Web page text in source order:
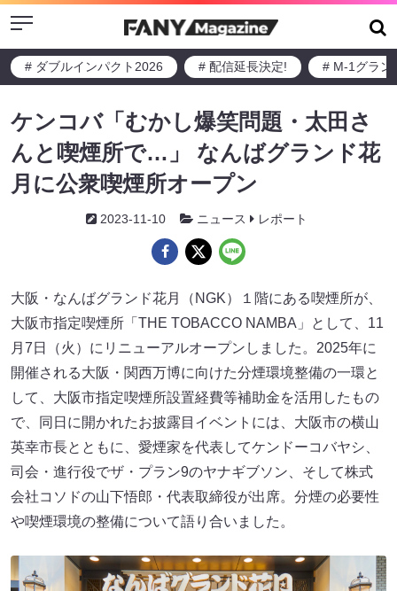
Menu
# ダブルインパクト2026 # 配信延長決定! # M-1グラン
ケンコバ「むかし爆笑問題・太田さ
んと喫煙所で…」 なんばグランド花
月に公衆喫煙所オープン
2023-11-10 ニュース レポート
大阪・なんばグランド花月（NGK）１階にある喫煙所が、
大阪市指定喫煙所「THE TOBACCO NAMBA」として、11
月7日（火）にリニューアルオープンしました。2025年に
開催される大阪・関西万博に向けた分煙環境整備の一環と
して、大阪市指定喫煙所設置経費等補助金を活用したもの
で、同日に開かれたお披露目イベントには、大阪市の横山
英幸市長とともに、愛煙家を代表してケンドーコバヤシ、
司会・進行役でザ・プラン9のヤナギブソン、そして株式
会社コソドの山下悟郎・代表取締役が出席。分煙の必要性
や喫煙環境の整備について語り合いました。